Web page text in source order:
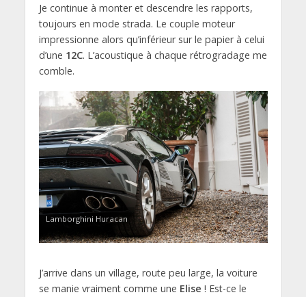
Je continue à monter et descendre les rapports,
toujours en mode strada. Le couple moteur
impressionne alors qu’inférieur sur le papier à celui
d’une 12C. L’acoustique à chaque rétrogradage me
comble.
Lamborghini Huracan
J’arrive dans un village, route peu large, la voiture
se manie vraiment comme une Elise ! Est-ce le